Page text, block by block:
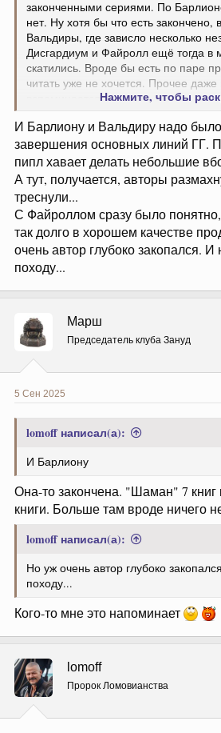
законченными сериями. По
нет. Ну хотя бы что есть закончено,
Вальдиры, где зависло несколько
Дисгардиум и Файролл ещё тогда в
скатились. Вроде бы есть по паре
читать уже не хочется. Прочее даже
вспоминается уже.Нажмите, чтобы
И Барлиону и Вальдиру надо
завершения основных линий ГГ.
пипл хавает делать небольшие
А тут, получается, авторы
треснули...
С Файроллом сразу было
так долго в хорошем качестве
очень автор глубоко закопался.
походу...
Марш
Председатель клуба Зануд
5 Сен 2025
lomoff написал(а):
И Барлиону
Она-то закончена. "Шаман" 7
книги. Больше там вроде ничего
lomoff написал(а):
Но уж очень автор глубоко
походу...
Кого-то мне это напоминает
lomoff
Пророк Ломовианства